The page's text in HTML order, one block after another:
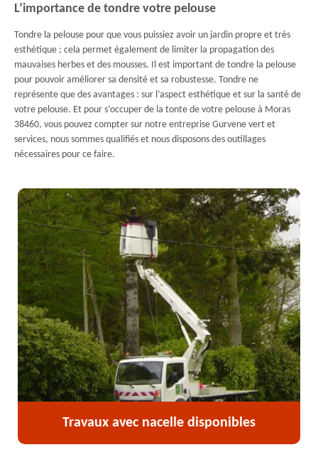
L’importance de tondre votre pelouse
Tondre la pelouse pour que vous puissiez avoir un jardin propre et très
esthétique ; cela permet également de limiter la propagation des
mauvaises herbes et des mousses. Il est important de tondre la pelouse
pour pouvoir améliorer sa densité et sa robustesse. Tondre ne
représente que des avantages : sur l’aspect esthétique et sur la santé de
votre pelouse. Et pour s’occuper de la tonte de votre pelouse à Moras
38460, vous pouvez compter sur notre entreprise Gurvene vert et
services, nous sommes qualifiés et nous disposons des outillages
nécessaires pour ce faire.
Travaux avec nacelle disponibles